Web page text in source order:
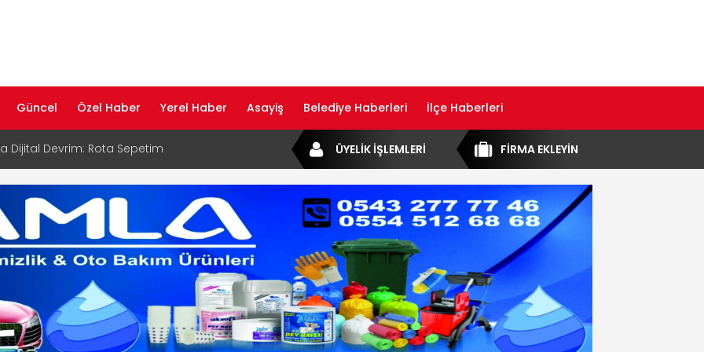
Güncel Özel Haber Yerel Haber Asayiş Belediye Haberleri İlçe Haberleri
Dijital Devrim: Rota Sepetim
Bölge Müdürü Makam Koltuğunu
Rehberi ile Google ve Yapay Zeka
Öne Çıkın
Rehberi Hizmete Girdi
Yayın Hayatına Başladı | Hızlı ve Akıllı
FİRMA EKLEYİN
ÜYELİK İŞLEMLERİ